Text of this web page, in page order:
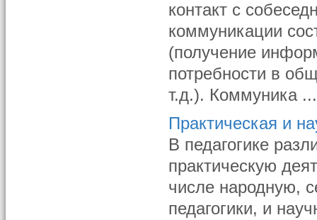
контакт с
коммуникации
(получение
потребности в
т.д.). Коммуника ...
Практическая и
В педагогике
практическую
числе народную,
педагогики, и